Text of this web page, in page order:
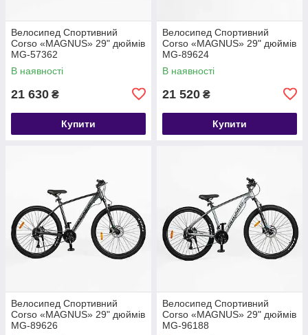
Велосипед Спортивний
Corso «MAGNUS» 29" дюймів
MG-57362
В наявності
21 630 ₴
Купити
Велосипед Спортивний
Corso «MAGNUS» 29" дюймів
MG-89624
В наявності
21 520 ₴
Купити
Велосипед Спортивний
Corso «MAGNUS» 29" дюймів
MG-89626
Велосипед Спортивний
Corso «MAGNUS» 29" дюймів
MG-96188